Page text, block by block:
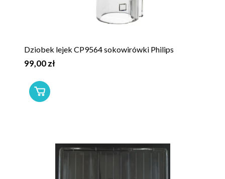
Dziobek lejek CP9564 sokowirówki Philips
99,00 zł